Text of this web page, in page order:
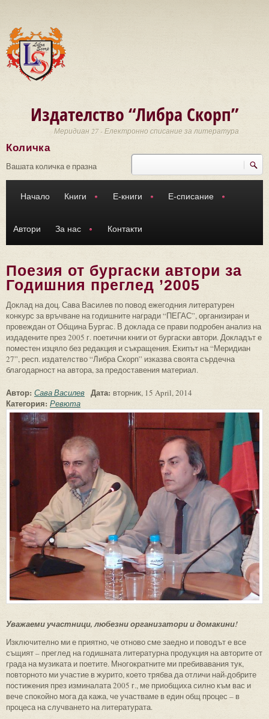
Издателство “Либра Скорп”
Меридиан 27 - Електронно списание за литература
Търси
Количка
Вашата количка е празна
Начало Книги Е-книги Е-списание
Автори За нас Контакти
Поезия от бургаски автори за
Годишния преглед ’2005
Доклад на доц. Сава Василев по повод ежегодния литературен
конкурс за връчване на годишните награди “ПЕГАС”, организиран и
провеждан от Община Бургас. В доклада се прави подробен анализ на
издадените през 2005 г. поетични книги от бургаски автори. Докладът е
поместен изцяло без редакция и съкращения. Екипът на “Меридиан
27”, респ. издателство “Либра Скорп” изказва своята сърдечна
благодарност на автора, за предоставения материал.
Автор: Сава Василев Дата: вторник, 15 April, 2014
Категория: Ревюта
Уважаеми участници, любезни организатори и домакини!
Изключително ми е приятно, че отново сме заедно и поводът е все
същият – преглед на годишната литературна продукция на авторите от
града на музиката и поетите. Многократните ми пребивавания тук,
повторното ми участие в журито, което трябва да отличи най-добрите
постижения през изминалата 2005 г., ме приобщиха силно към вас и
вече спокойно мога да кажа, че участваме в един общ процес – в
процеса на случването на литературата.